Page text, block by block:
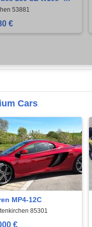
53881
€
Cars
MP4-12C
85301
€